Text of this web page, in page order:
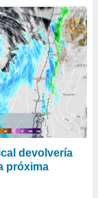
devolvería
próxima